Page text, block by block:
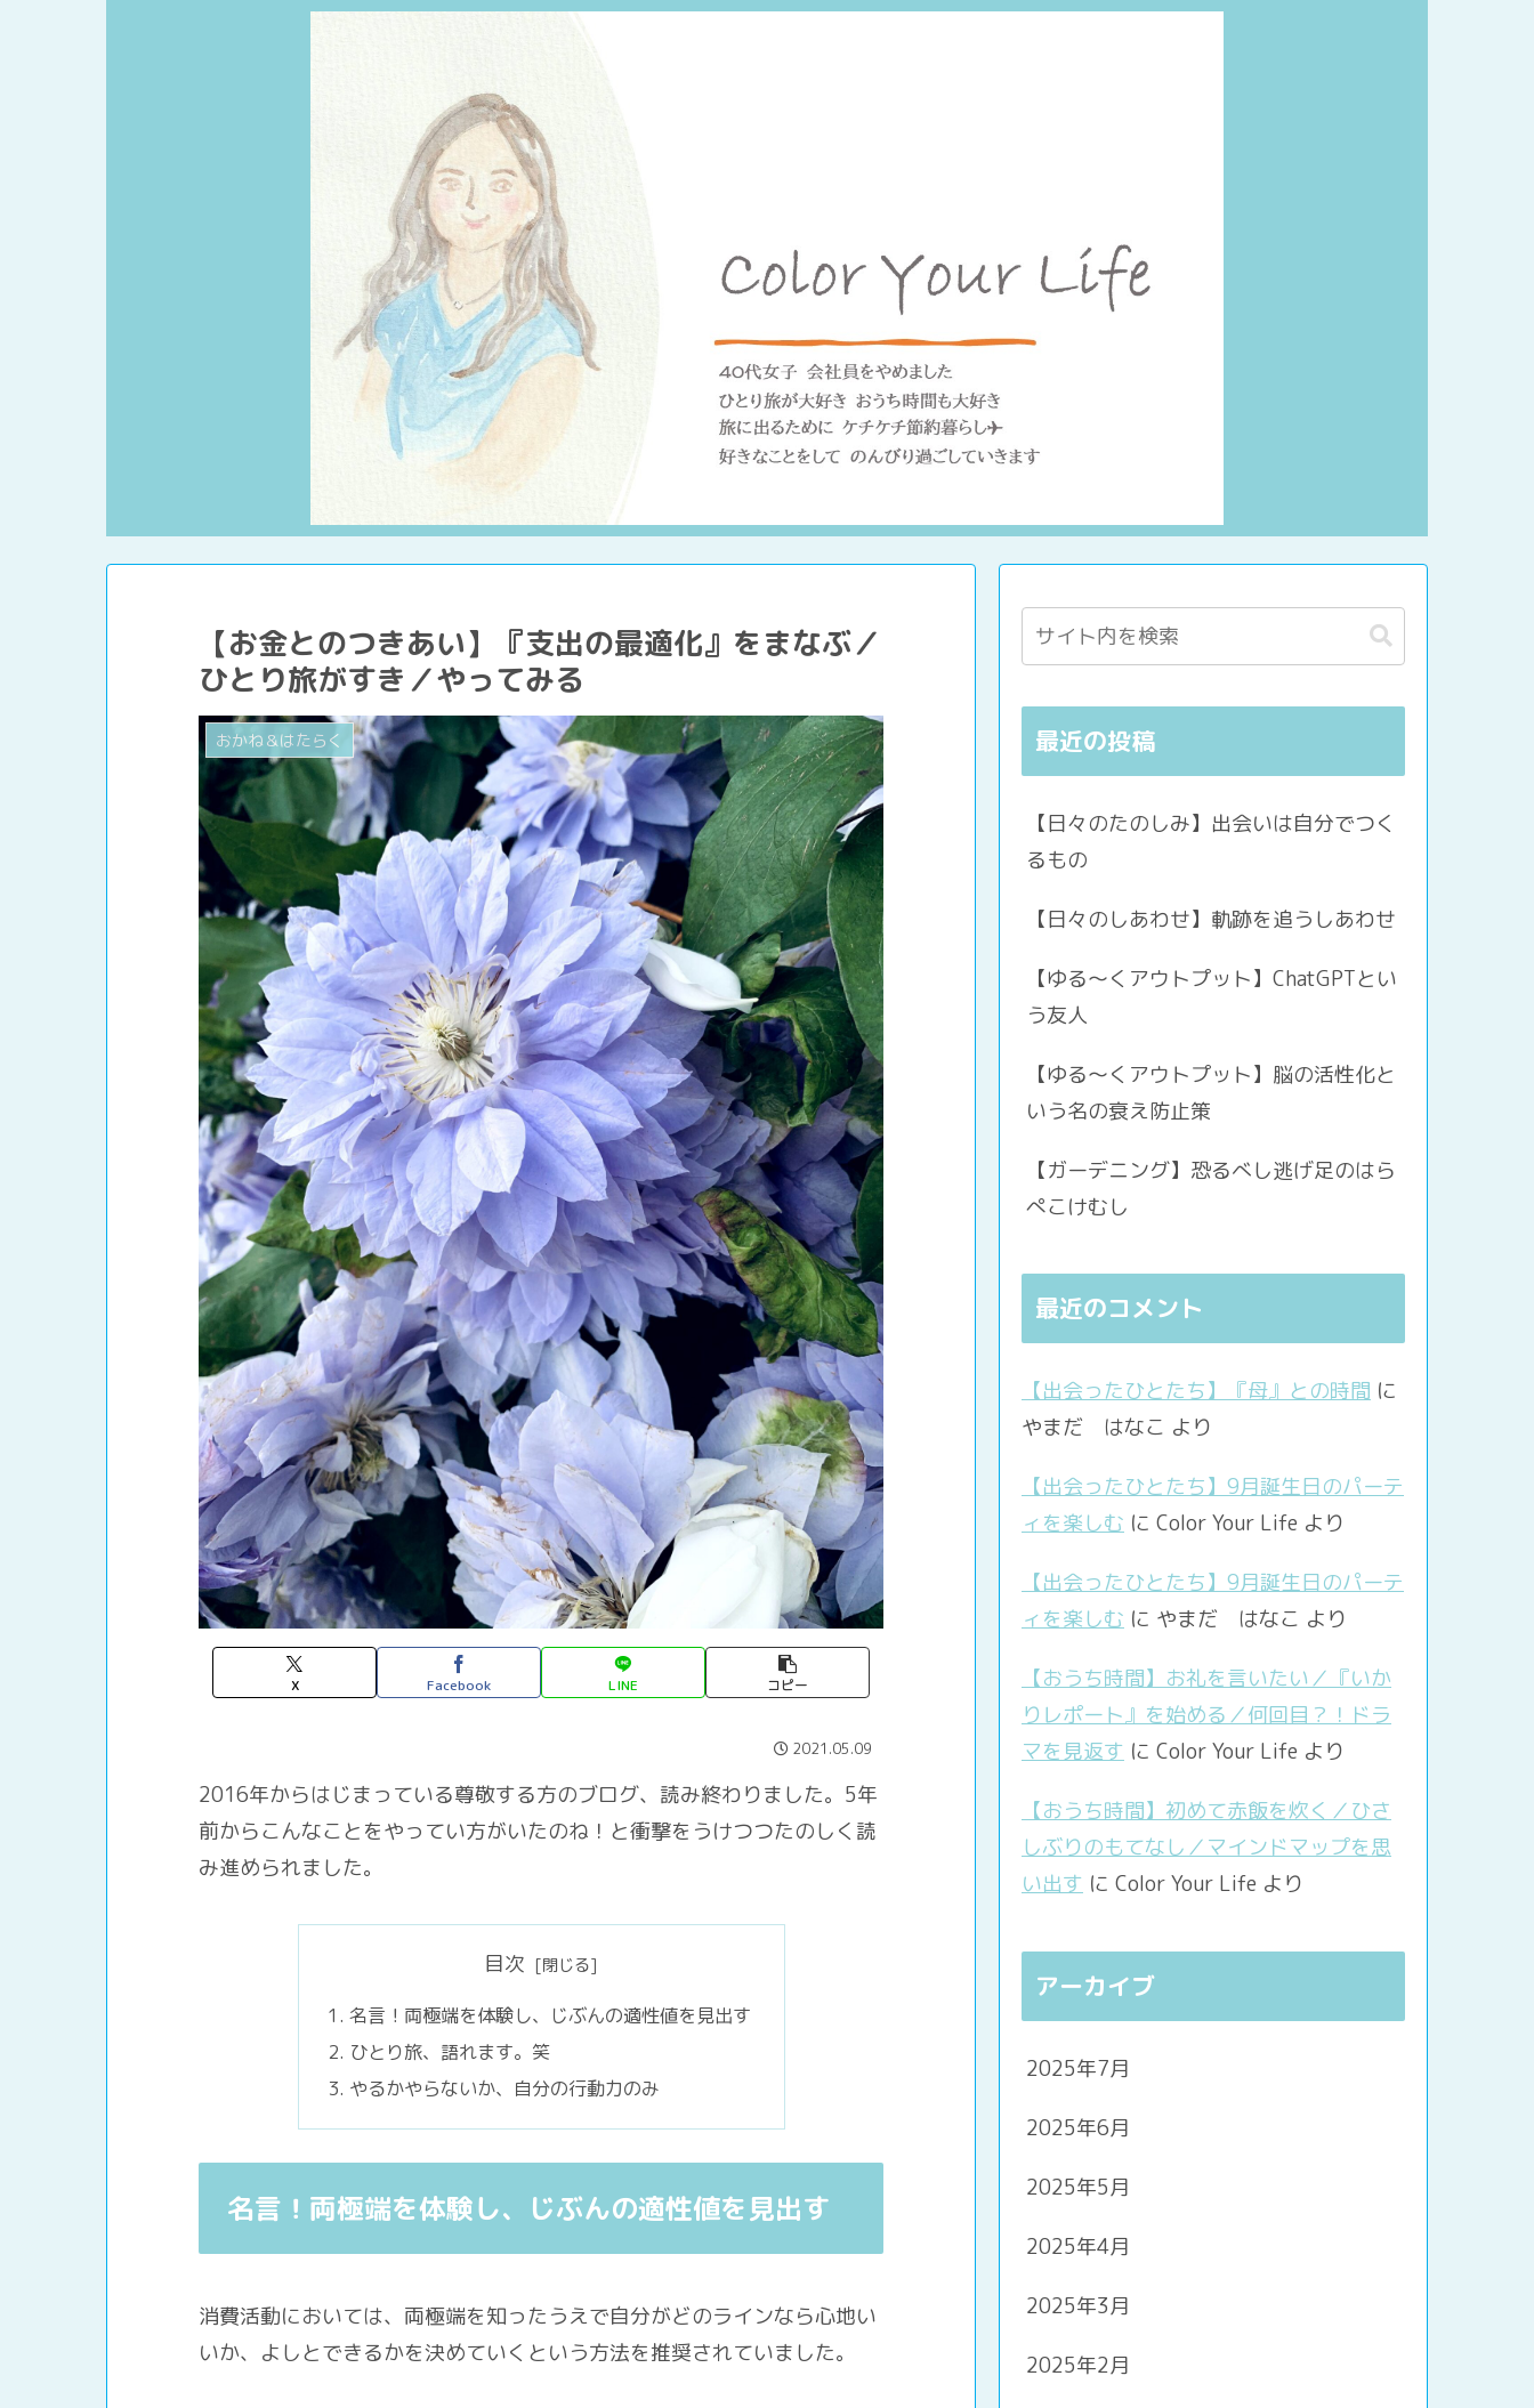
【お金とのつきあい】『支出の最適化』をまなぶ／
ひとり旅がすき／やってみる
おかね＆はたらく
X Facebook LINE コピー
2021.05.09
2016年からはじまっている尊敬する方のブログ、読み終わりました。5年
前からこんなことをやってい方がいたのね！と衝撃をうけつつたのしく読
み進められました。
目次
名言！両極端を体験し、じぶんの適性値を見出す
ひとり旅、語れます。笑
やるかやらないか、自分の行動力のみ
名言！両極端を体験し、じぶんの適性値を見出す
消費活動においては、両極端を知ったうえで自分がどのラインなら心地い
いか、よしとできるかを決めていくという方法を推奨されていました。
最近の投稿
【日々のたのしみ】出会いは自分でつく
るもの
【日々のしあわせ】軌跡を追うしあわせ
【ゆる〜くアウトプット】ChatGPTとい
う友人
【ゆる〜くアウトプット】脳の活性化と
いう名の衰え防止策
【ガーデニング】恐るべし逃げ足のはら
ぺこけむし
最近のコメント
【出会ったひとたち】『母』との時間 に
やまだ はなこ より
【出会ったひとたち】9月誕生日のパーテ
ィを楽しむ に Color Your Life より
【出会ったひとたち】9月誕生日のパーテ
ィを楽しむ に やまだ はなこ より
【おうち時間】お礼を言いたい／『いか
りレポート』を始める／何回目？！ドラ
マを見返す に Color Your Life より
【おうち時間】初めて赤飯を炊く／ひさ
しぶりのもてなし／マインドマップを思
い出す に Color Your Life より
アーカイブ
2025年7月
2025年6月
2025年5月
2025年4月
2025年3月
2025年2月